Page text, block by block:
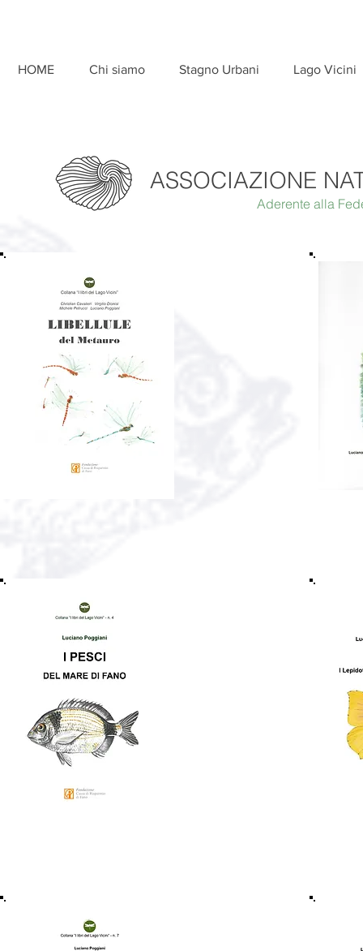
HOME Chi siamo Stagno Urbani Lago Vicini
ASSOCIAZIONE
Aderente alla